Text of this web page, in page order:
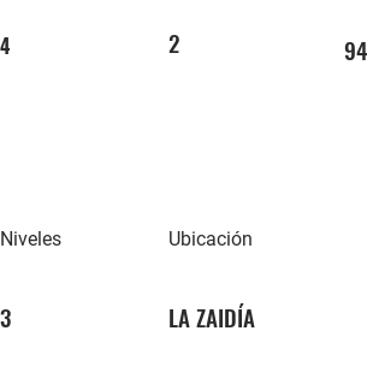
4 2 94
Niveles Ubicación
3 LA ZAIDÍA